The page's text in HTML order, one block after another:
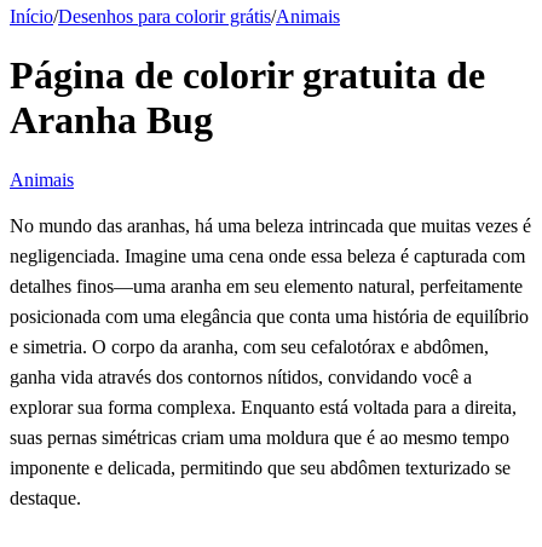
Início/Desenhos para colorir grátis/Animais
Página de colorir gratuita de
Aranha Bug
Animais
No mundo das aranhas, há uma beleza intrincada que muitas vezes é
negligenciada. Imagine uma cena onde essa beleza é capturada com
detalhes finos—uma aranha em seu elemento natural, perfeitamente
posicionada com uma elegância que conta uma história de equilíbrio
e simetria. O corpo da aranha, com seu cefalotórax e abdômen,
ganha vida através dos contornos nítidos, convidando você a
explorar sua forma complexa. Enquanto está voltada para a direita,
suas pernas simétricas criam uma moldura que é ao mesmo tempo
imponente e delicada, permitindo que seu abdômen texturizado se
destaque.